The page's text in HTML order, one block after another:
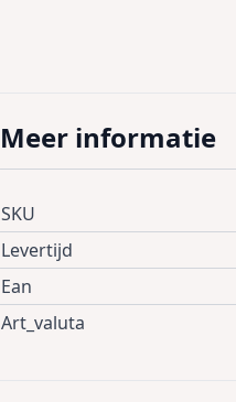
Meer informatie
SKU
Levertijd
Ean
Art_valuta